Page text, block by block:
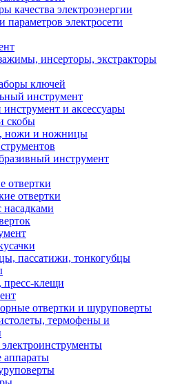
качества электроэнергии
параметров электросети
инсерторы, экстракторы
ключей
инструмент
и аксессуары
скобы
ножи и ножницы
инструмент
отвертки
отвертки
насадками
пассатижи, тонкогубцы
клещи
отвертки и шуруповерты
термофены и
аппараты